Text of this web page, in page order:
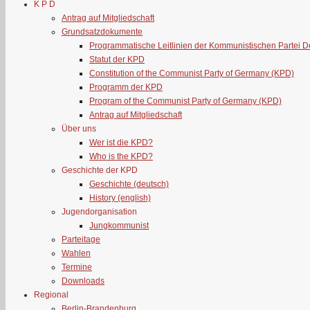
K P D
Antrag auf Mitgliedschaft
Grundsatzdokumente
Programmatische Leitlinien der Kommunistischen Partei
Statut der KPD
Constitution of the Communist Party of Germany (KPD)
Programm der KPD
Program of the Communist Party of Germany (KPD)
Antrag auf Mitgliedschaft
Über uns
Wer ist die KPD?
Who is the KPD?
Geschichte der KPD
Geschichte (deutsch)
History (english)
Jugendorganisation
Jungkommunist
Parteitage
Wahlen
Termine
Downloads
Regional